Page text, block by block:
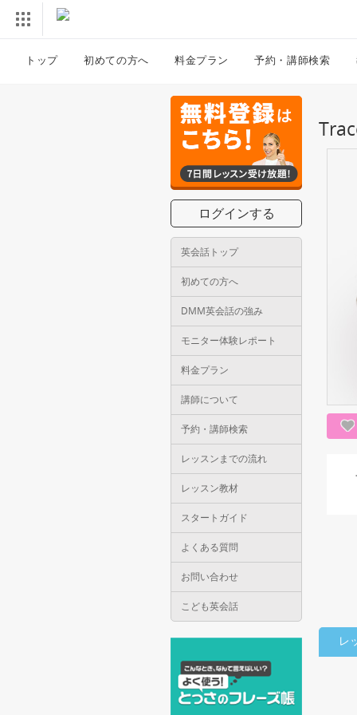
トップ 初めての方へ 料金プラン 予約・講師検索
ログインする
英会話トップ
初めての方へ
DMM英会話の強み
モニター体験レポート
料金プラン
講師について
予約・講師検索
レッスンまでの流れ
レッスン教材
スタートガイド
よくある質問
お問い合わせ
こども英会話
レ